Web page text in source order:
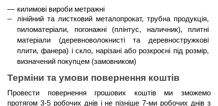
килимові вироби метражні
лінійний та листковий металопрокат, трубна продукція,
пиломатеріали, погонажні (плінтус, наличник), плитні
матеріали (деревноволокнисті та деревностружкові
плити, фанера) і скло, нарізані або розкроєні під розмір,
визначений покупцем (замовником)
Терміни та умови повернення коштів
протягом 3-5 робочих днів і не пізніше 7-ми робочих днів з